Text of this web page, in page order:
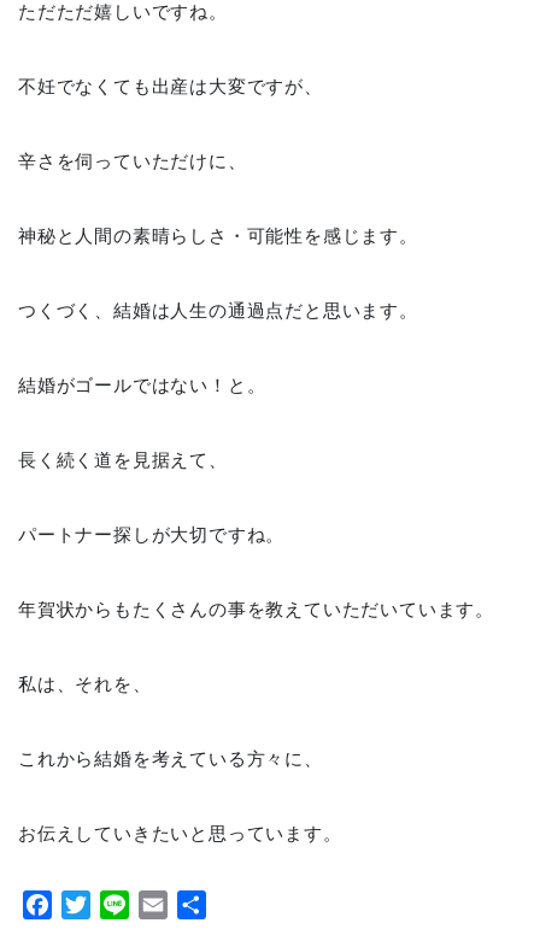
ただただ嬉しいですね。
不妊でなくても出産は大変ですが、
辛さを伺っていただけに、
神秘と人間の素晴らしさ・可能性を感じます。
つくづく、結婚は人生の通過点だと思います。
結婚がゴールではない！と。
長く続く道を見据えて、
パートナー探しが大切ですね。
年賀状からもたくさんの事を教えていただいています。
私は、それを、
これから結婚を考えている方々に、
お伝えしていきたいと思っています。
Facebook
TwitterLine Email